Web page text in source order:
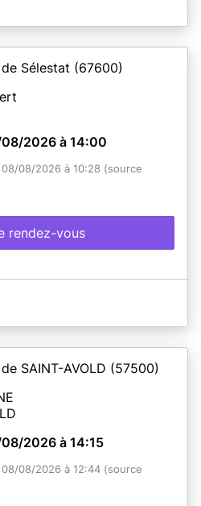
Sélestat (67600)
2026 à 14:00
08/2026 à 10:28 (source
rendez-vous
SAINT-AVOLD (57500)
2026 à 14:15
08/2026 à 12:44 (source